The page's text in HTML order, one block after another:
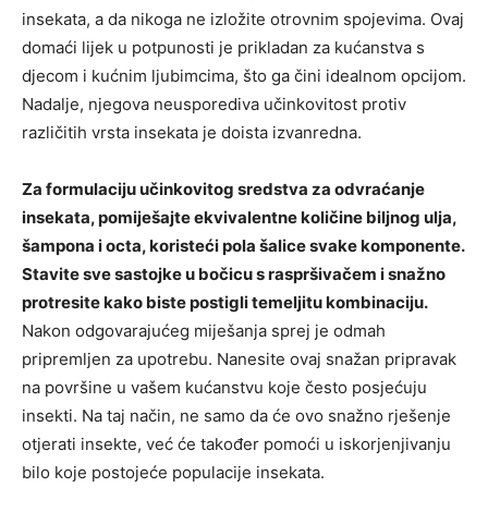
insekata, a da nikoga ne izložite otrovnim spojevima. Ovaj
domaći lijek u potpunosti je prikladan za kućanstva s
djecom i kućnim ljubimcima, što ga čini idealnom opcijom.
Nadalje, njegova neusporediva učinkovitost protiv
različitih vrsta insekata je doista izvanredna.
Za formulaciju učinkovitog sredstva za odvraćanje
insekata, pomiješajte ekvivalentne količine biljnog ulja,
šampona i octa, koristeći pola šalice svake komponente.
Stavite sve sastojke u bočicu s raspršivačem i snažno
protresite kako biste postigli temeljitu kombinaciju.
Nakon odgovarajućeg miješanja sprej je odmah
pripremljen za upotrebu. Nanesite ovaj snažan pripravak
na površine u vašem kućanstvu koje često posjećuju
insekti. Na taj način, ne samo da će ovo snažno rješenje
otjerati insekte, već će također pomoći u iskorjenjivanju
bilo koje postojeće populacije insekata.